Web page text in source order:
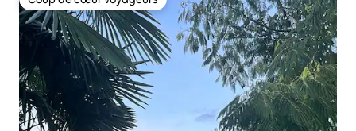
Coup de cœur voyageurs